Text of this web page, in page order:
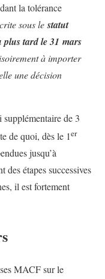
la tolérance
sous lestatut
plus tard le 31 mars
à importer
une décision
supplémentaire de 3
de quoi, dès le 1er
jusqu’à
des étapes successives
il est fortement
MACF sur le